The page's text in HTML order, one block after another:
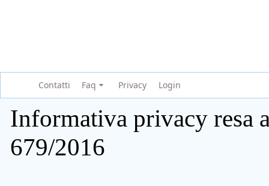
Contatti Faq Privacy Login
Informativa privacy resa
679/2016